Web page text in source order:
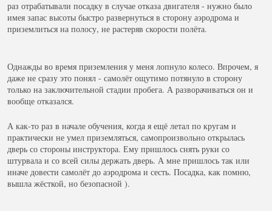
раз отрабатывали посадку в случае отказа двигателя - нужно было
имея запас высоты быстро развернуться в сторону аэродрома и
приземлиться на полосу, не растеряв скорости полёта.
Однажды во время приземления у меня лопнуло колесо. Впрочем, я
даже не сразу это понял - самолёт ощутимо потянуло в сторону
только на заключительной стадии пробега. А разворачиваться он и
вообще отказался.
А как-то раз в начале обучения, когда я ещё летал по кругам и
практически не умел приземляться, самопроизвольно открылась
дверь со стороны инструктора. Ему пришлось снять руки со
штурвала и со всей силы держать дверь. А мне пришлось так или
иначе довести самолёт до аэродрома и сесть. Посадка, как помню,
вышла жёсткой, но безопасной ).